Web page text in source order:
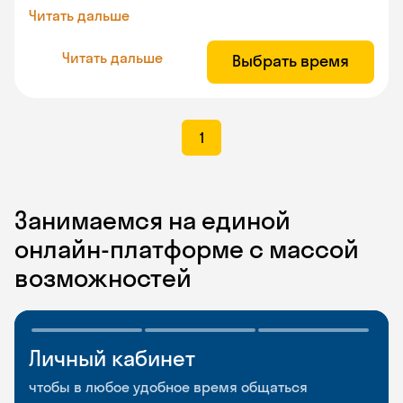
Читать дальше
Читать дальше Выбрать время
1
Занимаемся на единой
онлайн-платформе с массой
возможностей
Личный кабинет
чтобы в любое удобное время общаться
Мобильное
приложение
Разговорные клубы
и Talks